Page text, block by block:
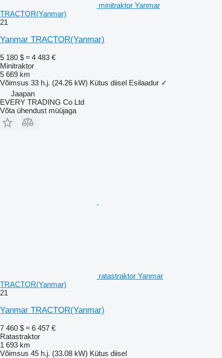
minitraktor Yanmar
TRACTOR(Yanmar)
21
Yanmar TRACTOR(Yanmar)
5 180 $ ≈ 4 483 €
Minitraktor
5 669 km
Võimsus 33 h.j. (24.26 kW) Kütus diisel Esilaadur ✓
Jaapan
EVERY TRADING Co Ltd
Võta ühendust müüjaga
ratastraktor Yanmar
TRACTOR(Yanmar)
21
Yanmar TRACTOR(Yanmar)
7 460 $ ≈ 6 457 €
Ratastraktor
1 693 km
Võimsus 45 h.j. (33.08 kW) Kütus diisel